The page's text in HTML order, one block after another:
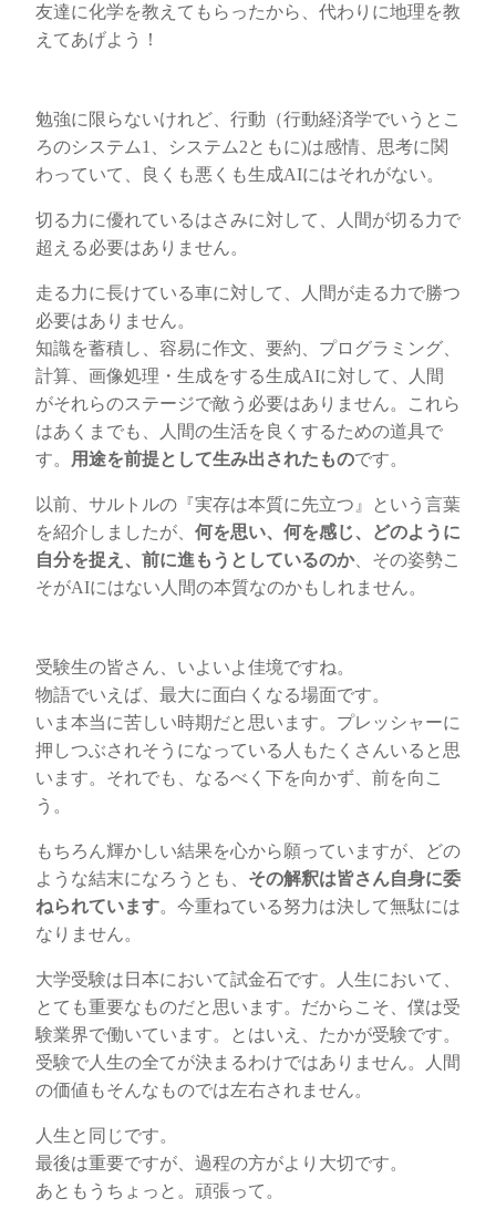
友達に化学を教えてもらったから、代わりに地理を教
えてあげよう！
勉強に限らないけれど、行動（行動経済学でいうとこ
ろのシステム1、システム2ともに)は感情、思考に関
わっていて、良くも悪くも生成AIにはそれがない。
切る力に優れているはさみに対して、人間が切る力で
超える必要はありません。
走る力に長けている車に対して、人間が走る力で勝つ
必要はありません。
知識を蓄積し、容易に作文、要約、プログラミング、
計算、画像処理・生成をする生成AIに対して、人間
がそれらのステージで敵う必要はありません。これら
はあくまでも、人間の生活を良くするための道具で
す。
用途を前提として生み出されたものです。
以前、サルトルの『実存は本質に先立つ』という言葉
を紹介しましたが、 何を思い、何を感じ、どのように
自分を捉え、前に進もうとしているのか、その姿勢こ
そがAIにはない人間の本質なのかもしれません。
受験生の皆さん、いよいよ佳境ですね。
物語でいえば、最大に面白くなる場面です。
いま本当に苦しい時期だと思います。プレッシャーに
押しつぶされそうになっている人もたくさんいると思
います。それでも、なるべく下を向かず、前を向こ
う。
もちろん輝かしい結果を心から願っていますが、どの
ような結末になろうとも、 その解釈は皆さん自身に委
ねられています。今重ねている努力は決して無駄には
なりません。
大学受験は日本において試金石です。人生において、
とても重要なものだと思います。だからこそ、僕は受
験業界で働いています。とはいえ、たかが受験です。
受験で人生の全てが決まるわけではありません。人間
の価値もそんなものでは左右されません。
人生と同じです。
最後は重要ですが、過程の方がより大切です。
あともうちょっと。頑張って。